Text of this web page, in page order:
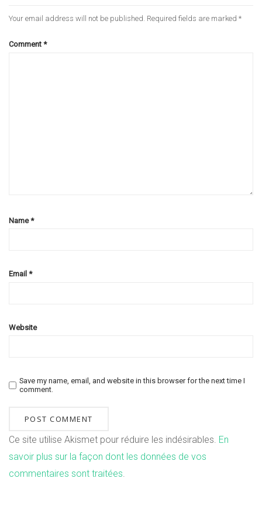
Your email address will not be published. Required fields are marked *
Comment *
Name*
Email *
Website
Save my name, email, and website in this browser for the next time I
comment.
Ce site utilise Akismet pour réduire les indésirables. En
savoir plus sur la façon dont les données de vos
commentaires sont traitées.